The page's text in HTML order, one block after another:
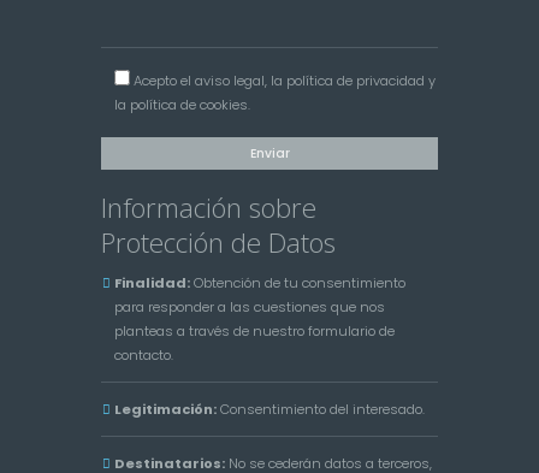
Acepto elaviso legal, la política de privacidad y
la política de cookies.
Información sobre
Protección de Datos
Finalidad:Obtención de tu consentimiento
para responder a las cuestiones que nos
planteas a través de nuestro formulario de
contacto.
Legitimación:Consentimiento del interesado.
Destinatarios: No se cederán datos a terceros,